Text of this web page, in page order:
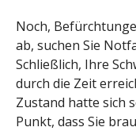
Noch,
ab, suchen Sie
Schließlich, Ihre
durch die Zeit
Zustand hatte sich
Punkt, dass Sie